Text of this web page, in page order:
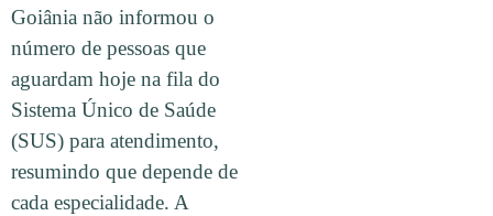
Goiânia não informou o
número de pessoas que
aguardam hoje na fila do
Sistema Único de Saúde
(SUS) para atendimento,
resumindo que depende de
cada especialidade. A